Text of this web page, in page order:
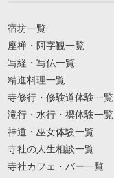
宿坊一覧
座禅・阿字観一覧
写経・写仏一覧
精進料理一覧
寺修行・修験道体験一覧
滝行・水行・禊体験一覧
神道・巫女体験一覧
寺社の人生相談一覧
寺社カフェ・バー一覧